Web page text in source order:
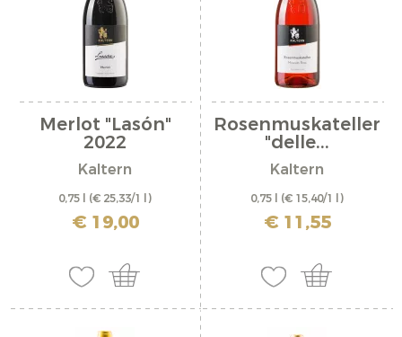
Merlot "Lasón"
2022
Kaltern
0,75 l (€ 25,33/1 l)
inkl. MwSt. zzgl. Versandkosten
€ 19,00
Rosenmuskateller
"delle...
Kaltern
0,75 l (€ 15,40/1 l)
inkl. MwSt. zzgl. Versandkosten
€ 11,55